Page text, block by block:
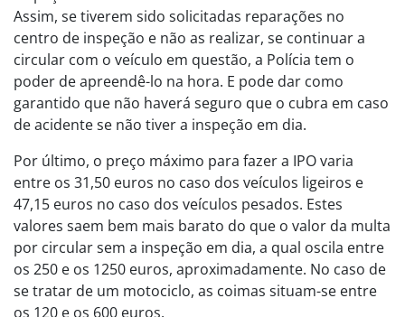
Assim, se tiverem sido solicitadas reparações no
centro de inspeção e não as realizar, se continuar a
circular com o veículo em questão, a Polícia tem o
poder de apreendê-lo na hora. E pode dar como
garantido que não haverá seguro que o cubra em caso
de acidente se não tiver a inspeção em dia.
Por último, o preço máximo para fazer a IPO varia
entre os 31,50 euros no caso dos veículos ligeiros e
47,15 euros no caso dos veículos pesados. Estes
valores saem bem mais barato do que o valor da multa
por circular sem a inspeção em dia, a qual oscila entre
os 250 e os 1250 euros, aproximadamente. No caso de
se tratar de um motociclo, as coimas situam-se entre
os 120 e os 600 euros.